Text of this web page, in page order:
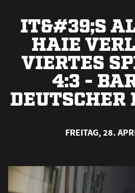
IT&#39;S
HAIE
VIERTES
4:3 -
DEUTSCHER
FREITAG, 28.